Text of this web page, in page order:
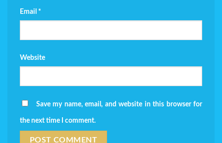
Email *
Website
Save my name, email, and website in this browser for
the next time I comment.